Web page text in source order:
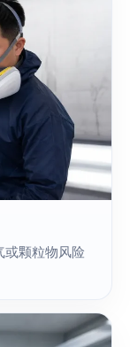
或颗粒物风险